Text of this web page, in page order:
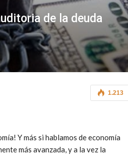
de la deuda
1.213
Y más si hablamos de economía
más avanzada, y a la vez la